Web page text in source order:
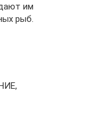
им
рыб.